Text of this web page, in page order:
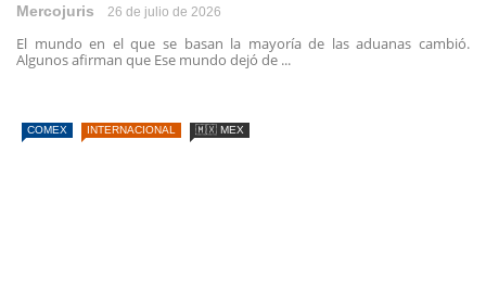
Mercojuris 26 de julio de 2026
El mundo en el que se basan la mayoría de las aduanas cambió.
Algunos afirman que Ese mundo dejó de ...
COMEX INTERNACIONAL 🇲🇽 MEX